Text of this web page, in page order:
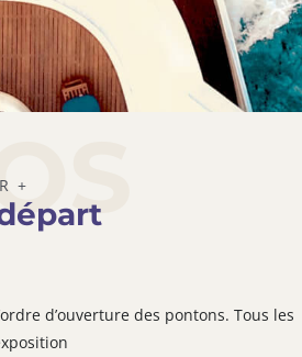
+
d’ouverture des pontons. Tous les